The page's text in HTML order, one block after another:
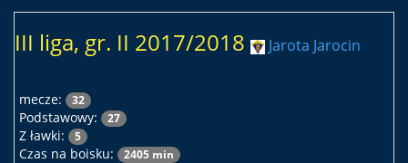
III liga, gr. II 2017/2018 Jarota Jarocin
mecze: 32
Podstawowy: 27
Z ławki: 5
Czas na boisku: 2405 min